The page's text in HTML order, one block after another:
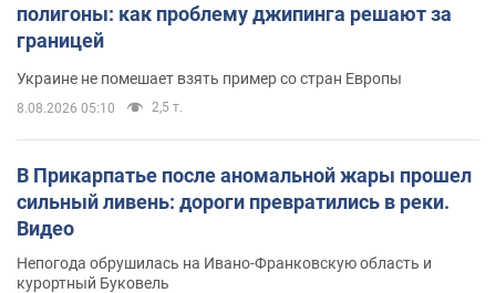
полигоны: как проблему джипинга решают за
границей
Украине не помешает взять пример со стран Европы
8.08.2026 05:10 2,5 т.
В Прикарпатье после аномальной жары прошел
сильный ливень: дороги превратились в реки.
Видео
Непогода обрушилась на Ивано-Франковскую область и
курортный Буковель